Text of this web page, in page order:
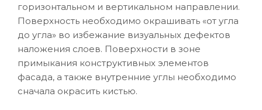
горизонтальном и вертикальном направлении.
Поверхность необходимо окрашивать «от угла
до угла» во избежание визуальных дефектов
наложения слоев. Поверхности в зоне
примыкания конструктивных элементов
фасада, а также внутренние углы необходимо
сначала окрасить кистью.